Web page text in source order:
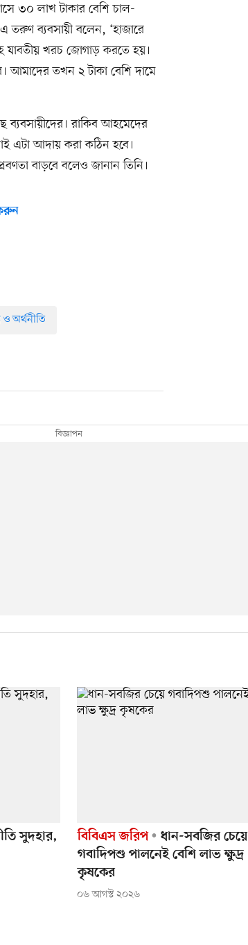
৩০ লাখ টাকার বেশি চাল-
তরুণ ব্যবসায়ী বলেন, ‘হাজারে
যাবতীয় খরচ জোগাড় করতে হয়।
আমাদের তখন ২ টাকা বেশি দামে
রাকিব আহমেদের
এটা আদায় করা কঠিন হবে।
বাড়বে বলেও জানান তিনি।
ও অর্থনীতি
সুদহার,
বিবিএস জরিপ
ধান-সবজির চেয়ে
গবাদিপশু পালনেই বেশি লাভ ক্ষুদ্র
কৃষকের
০৬ আগস্ট ২০২৬